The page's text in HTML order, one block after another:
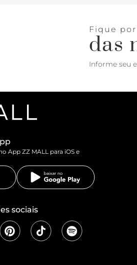
Fique
das
Informe seu
App ZZ MALL para iOS e
sociais